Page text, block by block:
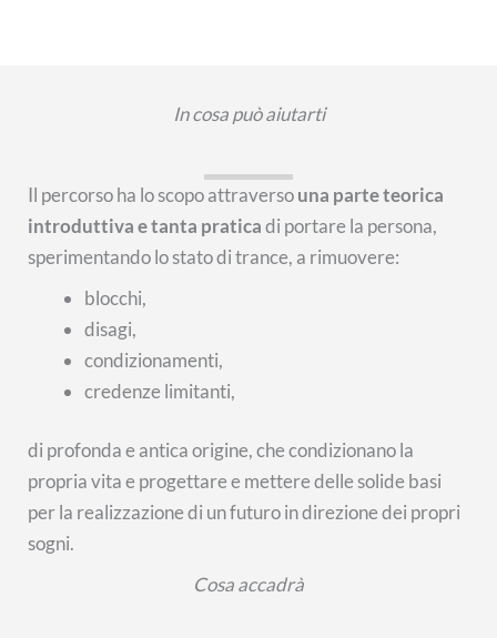
In cosa può aiutarti
Il percorso ha lo scopo attraversouna parte teorica
introduttiva e tanta praticadi portare la persona,
sperimentando lo stato di trance, a rimuovere:
blocchi,
disagi,
condizionamenti,
credenze limitanti,
di profonda e antica origine, che condizionano la
propria vita e progettare e mettere delle solide basi
per la realizzazione di un futuro in direzione dei propri
sogni.
Cosa accadrà